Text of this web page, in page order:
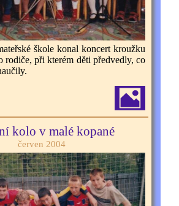
škole konal koncert kroužku
rodiče, při kterém děti předvedly, co
kolo v malé kopané
červen 2004